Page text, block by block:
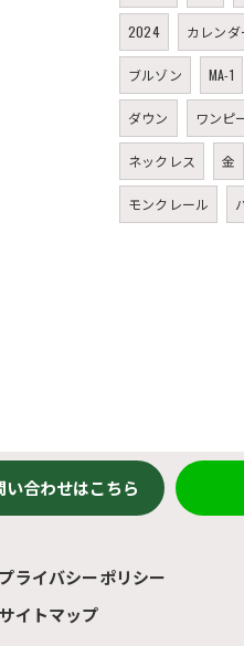
2024 カレンダ
ブルゾン MA-1
ダウン ワンピ
ネックレス 金
モンクレール
い合わせはこちら
プライバシーポリシー
サイトマップ